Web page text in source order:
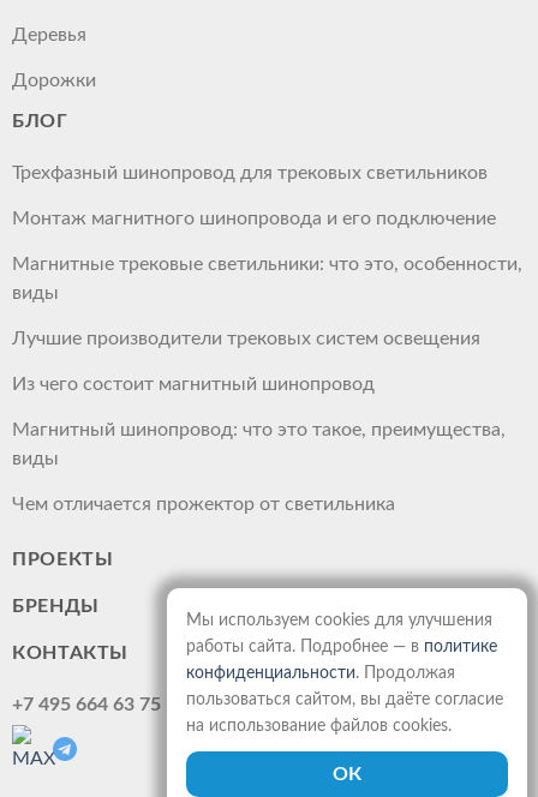
Деревья
Дорожки
БЛОГ
Трехфазный шинопровод для трековых светильников
Монтаж магнитного шинопровода и его подключение
Магнитные трековые светильники: что это, особенности,
виды
Лучшие производители трековых систем освещения
Из чего состоит магнитный шинопровод
Магнитный шинопровод: что это такое, преимущества,
виды
Чем отличается прожектор от светильника
ПРОЕКТЫ
БРЕНДЫ
КОНТАКТЫ
+7 495 664 63 75
Мы используем cookies для улучшения
работы сайта. Подробнее — в политике
конфиденциальности. Продолжая
пользоваться сайтом, вы даёте согласие
на использование файлов cookies.